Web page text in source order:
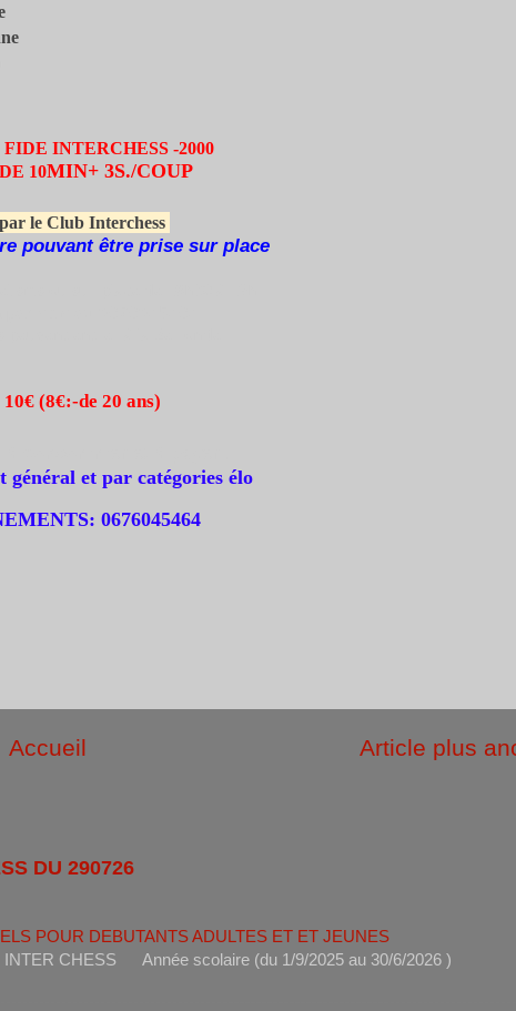
INTERCHESS -2000
10MIN+ 3S./COUP
le Club Interchess
pouvant être prise sur place
10€ (8€:-de 20 ans)
général et par catégories élo
0676045464
Article plus
Accueil
DU 290726
POUR DEBUTANTS ADULTES ET ET JEUNES
INTER CHESS Année scolaire (du 1/9/2025 au 30/6/